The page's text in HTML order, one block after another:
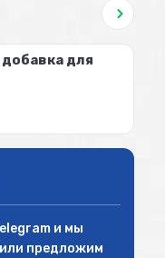
для
и мы
предложим